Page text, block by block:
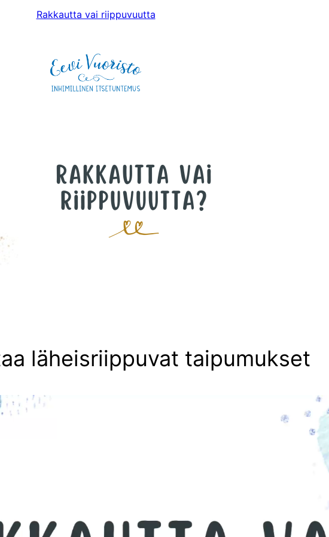
Rakkautta vai riippuvuutta
läheisriippuvat taipumukset